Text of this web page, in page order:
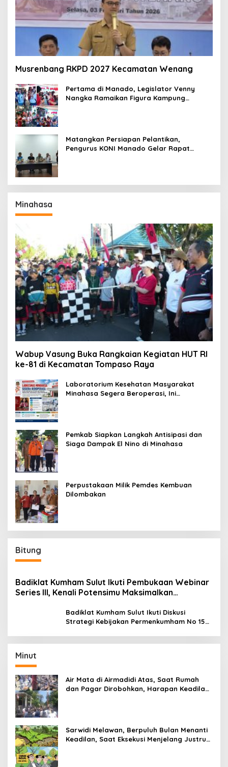
Musrenbang RKPD 2027 Kecamatan Wenang
Pertama di Manado, Legislator Venny
Nangka Ramaikan Figura Kampung
Matangkan Persiapan Pelantikan,
Pengurus KONI Manado Gelar Rapat
Minahasa
Wabup Vasung Buka Rangkaian Kegiatan HUT RI
ke-81 di Kecamatan Tompaso Raya
Laboratorium Kesehatan Masyarakat
Minahasa Segera Beroperasi, Ini
Pemkab Siapkan Langkah Antisipasi dan
Siaga Dampak El Nino di Minahasa
Perpustakaan Milik Pemdes Kembuan
Dilombakan
Bitung
Badiklat Kumham Sulut Ikuti Pembukaan Webinar
Series III, Kenali Potensimu Maksimalkan
Badiklat Kumham Sulut Ikuti Diskusi
Strategi Kebijakan Permenkumham No 15
Minut
Air Mata di Airmadidi Atas, Saat Rumah
dan Pagar Dirobohkan, Harapan Keadilan
Sarwidi Melawan, Berpuluh Bulan Menanti
Keadilan, Saat Eksekusi Menjelang Justru